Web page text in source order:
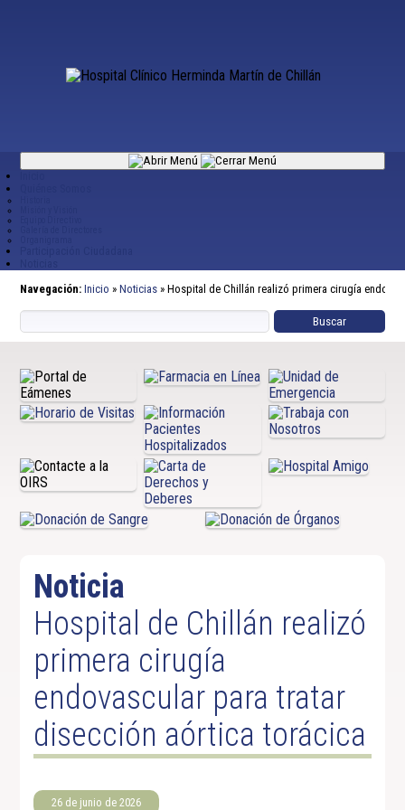
Navegación: Inicio » Noticias » Hospital de Chillán realizó primera cirugía
Noticia
Hospital de Chillán realizó
primera cirugía
endovascular para tratar
disección aórtica torácica
26 de junio de 2026